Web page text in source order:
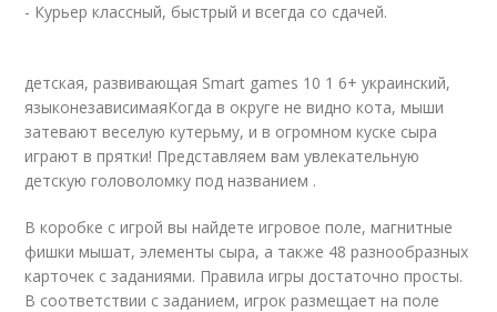
- Курьер классный, быстрый и всегда со сдачей.
детская, развивающая Smart games 10 1 6+ украинский,
языконезависимаяКогда в округе не видно кота, мыши
затевают веселую кутерьму, и в огромном куске сыра
играют в прятки! Представляем вам увлекательную
детскую головоломку под названием .
В коробке с игрой вы найдете игровое поле, магнитные
фишки мышат, элементы сыра, а также 48 разнообразных
карточек с заданиями. Правила игры достаточно просты.
В соответствии с заданием, игрок размещает на поле